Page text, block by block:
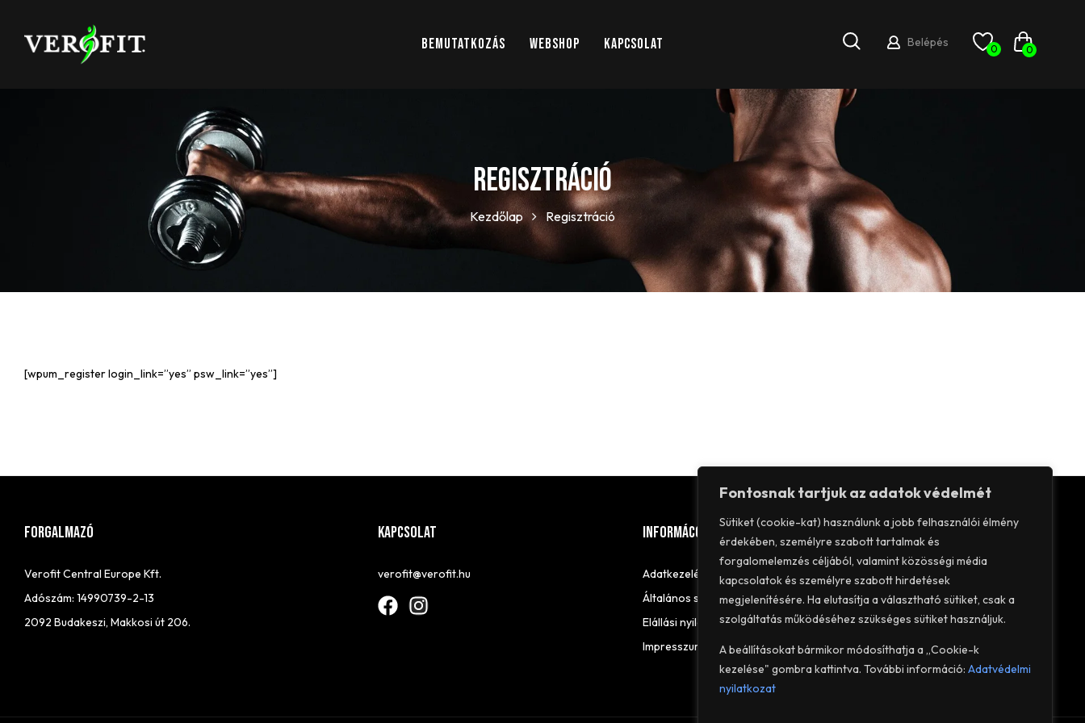
Fontosnak tartjuk az adatok védelmét
Sütiket (cookie-kat) használunk a jobb felhasználói élmény
érdekében, személyre szabott tartalmak és
forgalomelemzés céljából, valamint közösségi média
kapcsolatok és személyre szabott hirdetések
megjelenítésére. Ha elutasítja a választható sütiket, csak a
szolgáltatás működéséhez szükséges sütiket használjuk.
A beállításokat bármikor módosíthatja a „Cookie-k
kezelése" gombra kattintva. További információ: Adatvédelmi
nyilatkozat
BEMUTATKOZÁS WEBSHOP KAPCSOLAT Belépés 0 0
Regisztráció
Kezdőlap Regisztráció
[wpum_register login_link=”yes” psw_link=”yes”]
FORGALMAZÓ
Verofit Central Europe Kft.
Adószám: 14990739-2-13
2092 Budakeszi, Makkosi út 206.
Kapcsolat
verofit@verofit.hu
Informácó
Adatkezelés és adatvédelem
Általános szerződési feltételek (ÁSZF)
Elállási nyilatkozat
Impresszum